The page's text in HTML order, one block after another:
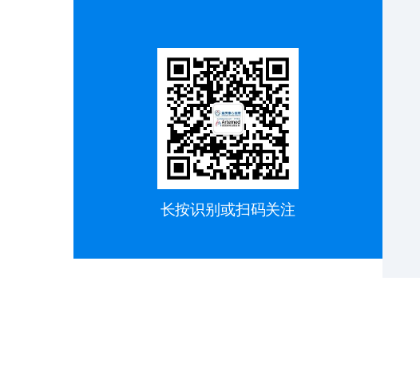
长按识别或扫码关注